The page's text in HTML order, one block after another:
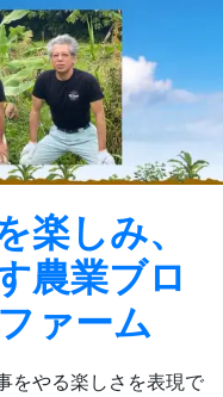
楽しみ、
農業ブロ
ァーム
をやる楽しさを表現で